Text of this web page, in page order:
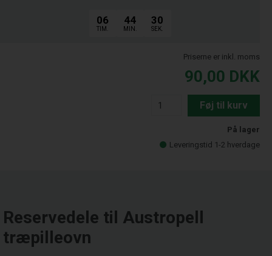
06
TIM.
44
MIN.
29
SEK.
Priserne er inkl. moms
90,00 DKK
Føj til kurv
På lager
Leveringstid 1-2 hverdage
Reservedele til Austropell
træpilleovn